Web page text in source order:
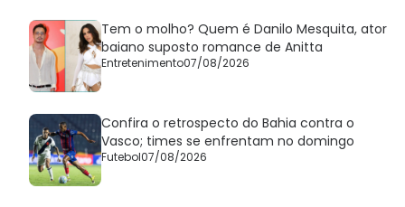
Tem o molho? Quem é Danilo Mesquita, ator
baiano suposto romance de Anitta
Entretenimento07/08/2026
Confira o retrospecto do Bahia contra o
Vasco; times se enfrentam no domingo
Futebol07/08/2026